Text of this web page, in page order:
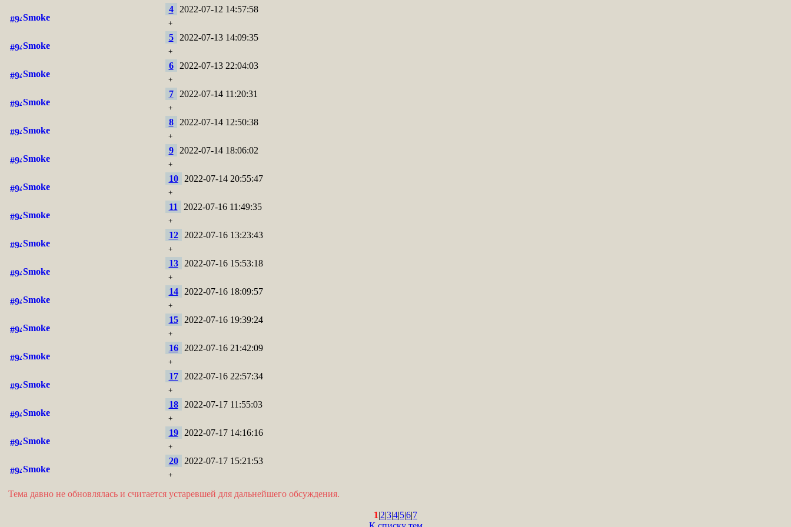
Smoke
4 2022-07-12 14:57:58
+
Smoke
5 2022-07-13 14:09:35
+
Smoke
6 2022-07-13 22:04:03
+
Smoke
7 2022-07-14 11:20:31
+
Smoke
8 2022-07-14 12:50:38
+
Smoke
9 2022-07-14 18:06:02
+
Smoke
10 2022-07-14 20:55:47
+
Smoke
11 2022-07-16 11:49:35
+
Smoke
12 2022-07-16 13:23:43
+
Smoke
13 2022-07-16 15:53:18
+
Smoke
14 2022-07-16 18:09:57
+
Smoke
15 2022-07-16 19:39:24
+
Smoke
16 2022-07-16 21:42:09
+
Smoke
17 2022-07-16 22:57:34
+
Smoke
18 2022-07-17 11:55:03
+
Smoke
19 2022-07-17 14:16:16
+
Smoke
20 2022-07-17 15:21:53
+
Тема давно не обновлялась и считается устаревшей для дальнейшего обсуждения.
1|2|3|4|5|6|7